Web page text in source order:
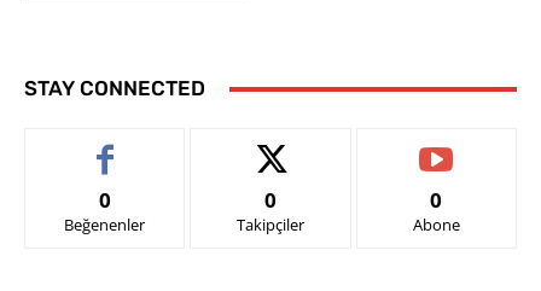
STAY CONNECTED
0
Beğenenler
0
Takipçiler
0
Abone